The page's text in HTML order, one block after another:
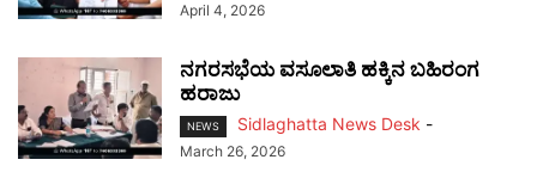
April 4, 2026
ನಗರಸಭೆಯ ವಸೂಲಾತಿ ಹಕ್ಕಿನ ಬಹಿರಂಗ
ಹರಾಜು
NEWS Sidlaghatta News Desk -
March 26, 2026